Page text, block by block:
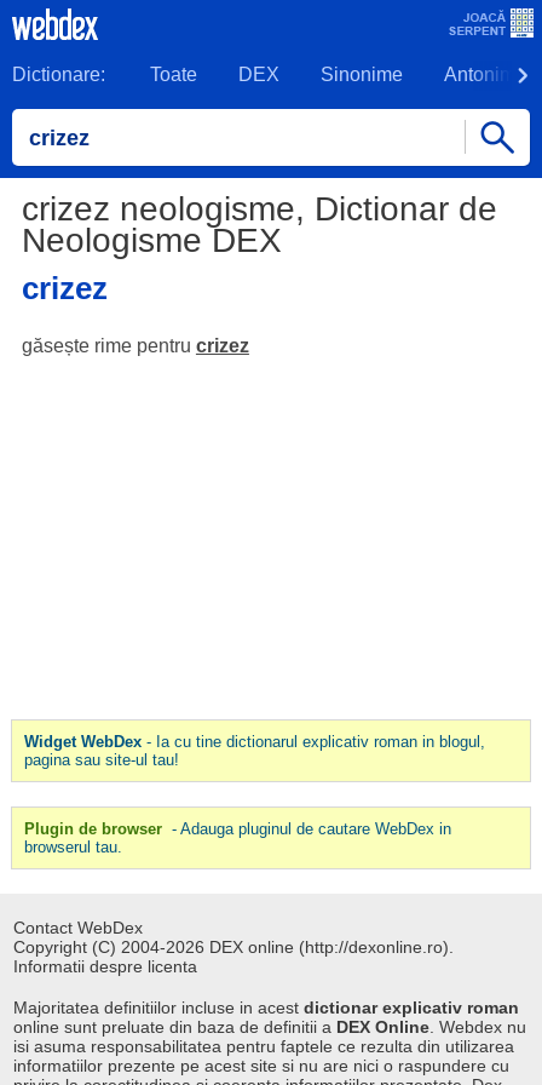
Dictionare: Toate DEX Sinonime Antonime
crizez neologisme, Dictionar de
Neologisme DEX
crizez
găsește rime pentru crizez
Widget WebDex- Ia cu tine dictionarul explicativ roman in blogul,
pagina sau site-ul tau!
Plugin de browser - Adauga pluginul de cautare WebDex in
browserul tau.
Contact WebDex
Copyright (C) 2004-2026 DEX online (http://dexonline.ro).
Informatii despre licenta
Majoritatea definitiilor incluse in acestdictionar explicativ roman
online sunt preluate din baza de definitii a DEX Online . Webdex nu
isi asuma responsabilitatea pentru faptele ce rezulta din utilizarea
informatiilor prezente pe acest site si nu are nici o raspundere cu